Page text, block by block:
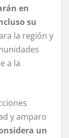
en
su
la región y
a la
y amparo
un